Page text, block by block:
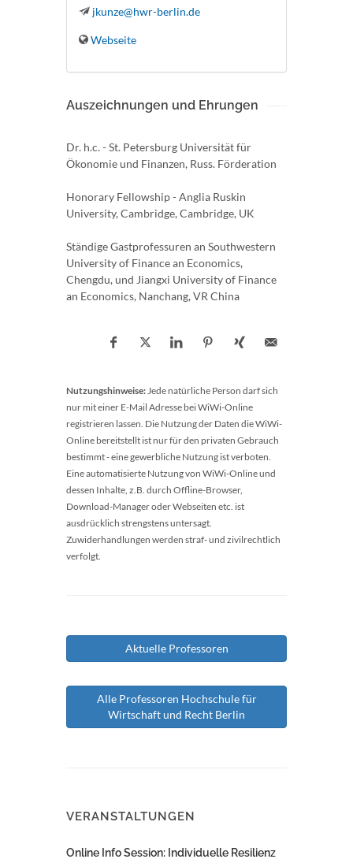
jkunze@hwr-berlin.de
Webseite
Auszeichnungen und Ehrungen
Dr. h.c. - St. Petersburg Universität für
Ökonomie und Finanzen, Russ. Förderation
Honorary Fellowship - Anglia Ruskin
University, Cambridge, Cambridge, UK
Ständige Gastprofessuren an Southwestern
University of Finance an Economics,
Chengdu, und Jiangxi University of Finance
an Economics, Nanchang, VR China
Nutzungshinweise:Jede natürliche Person darf sich
nur mit einer E-Mail Adresse bei WiWi-Online
registrieren lassen. Die Nutzung der Daten die WiWi-
Online bereitstellt ist nur für den privaten Gebrauch
bestimmt - eine gewerbliche Nutzung ist verboten.
Eine automatisierte Nutzung von WiWi-Online und
dessen Inhalte, z.B. durch Offline-Browser,
Download-Manager oder Webseiten etc. ist
ausdrücklich strengstens untersagt.
Zuwiderhandlungen werden straf- und zivilrechtlich
verfolgt.
Aktuelle Professoren
Alle Professoren Hochschule für
Wirtschaft und Recht Berlin
VERANSTALTUNGEN
Online Info Session: Individuelle Resilienz